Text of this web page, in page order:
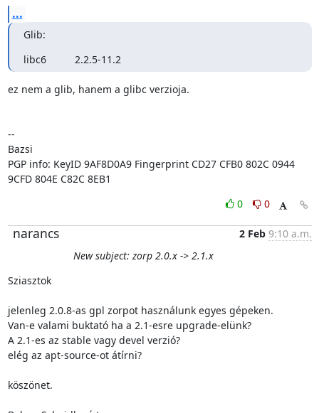
...
Glib:
libc6          2.2.5-11.2
ez nem a glib, hanem a glibc verzioja.
--
Bazsi
PGP info: KeyID 9AF8D0A9 Fingerprint CD27 CFB0 802C 0944
9CFD 804E C82C 8EB1
0
0
narancs 2 Feb 9:10 a.m.
New subject: zorp 2.0.x -> 2.1.x
Sziasztok
jelenleg 2.0.8-as gpl zorpot használunk egyes gépeken.
Van-e valami buktató ha a 2.1-esre upgrade-elünk?
A 2.1-es az stable vagy devel verzió?
elég az apt-source-ot átírni?
köszönet.